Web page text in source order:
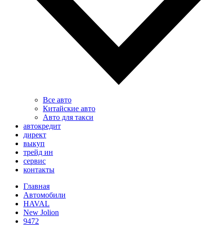
Все авто
Китайские авто
Авто для такси
автокредит
директ
выкуп
трейд ин
сервис
контакты
Главная
Автомобили
HAVAL
New Jolion
9472